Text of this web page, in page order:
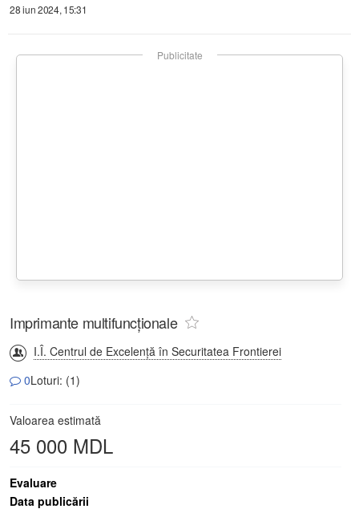
28 iun 2024, 15:31
Publicitate
Imprimante multifuncționale
I.Î. Centrul de Excelență în Securitatea Frontierei
0Loturi: (1)
Valoarea estimată
45 000 MDL
Evaluare
Data publicării